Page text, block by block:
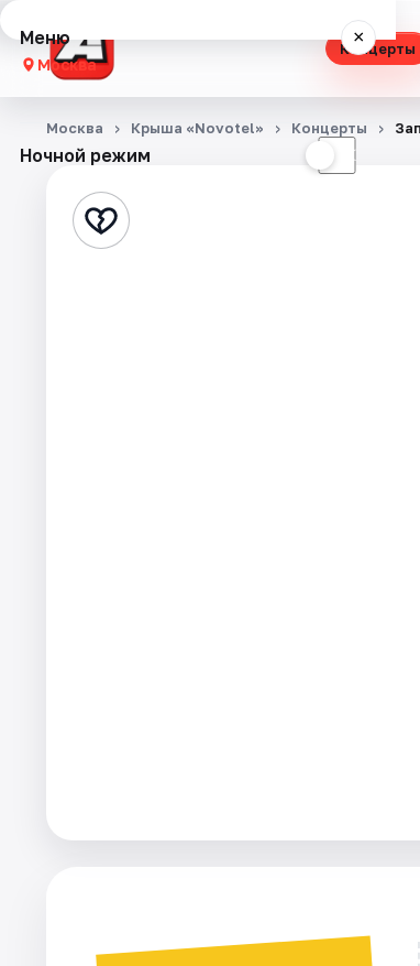
Концерты
Меню ×
Москва
Концерты
Стендап
Ночной режим ☾
Москва Крыша «Novotel» Концерты